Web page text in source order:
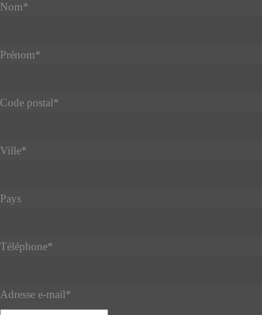
Nom*
Prénom*
Code postal*
Ville*
Pays
Téléphone*
Adresse e-mail*